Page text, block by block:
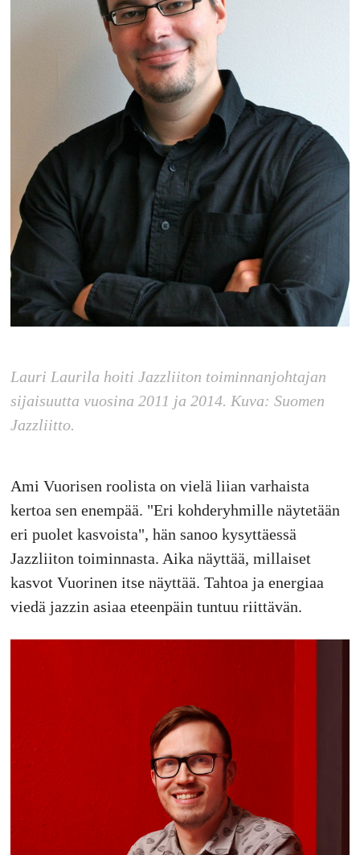
Lauri Laurila hoiti Jazzliiton toiminnanjohtajan
sijaisuutta vuosina 2011 ja 2014. Kuva: Suomen
Jazzliitto.
Ami Vuorisen roolista on vielä liian varhaista
kertoa sen enempää. "Eri kohderyhmille näytetään
eri puolet kasvoista", hän sanoo kysyttäessä
Jazzliiton toiminnasta. Aika näyttää, millaiset
kasvot Vuorinen itse näyttää. Tahtoa ja energiaa
viedä jazzin asiaa eteenpäin tuntuu riittävän.